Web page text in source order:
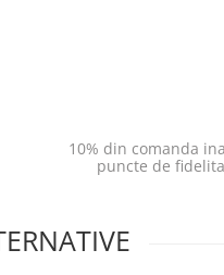
10% din comanda
puncte de